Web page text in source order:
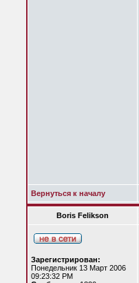
Вернуться к началу
Boris Felikson
Зарегистрирован:
Понедельник 13 Март 2006
09:23:32 PM